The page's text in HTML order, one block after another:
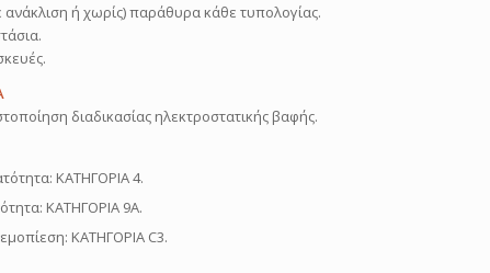
ανάκλιση ή χωρίς) παράθυρα κάθε τυπολογίας.
διαδικασίας ηλεκτροστατικής βαφής.
ΚΑΤΗΓΟΡΙΑ 4.
ΚΑΤΗΓΟΡΙΑ 9A.
ΚΑΤΗΓΟΡΙΑ C3.